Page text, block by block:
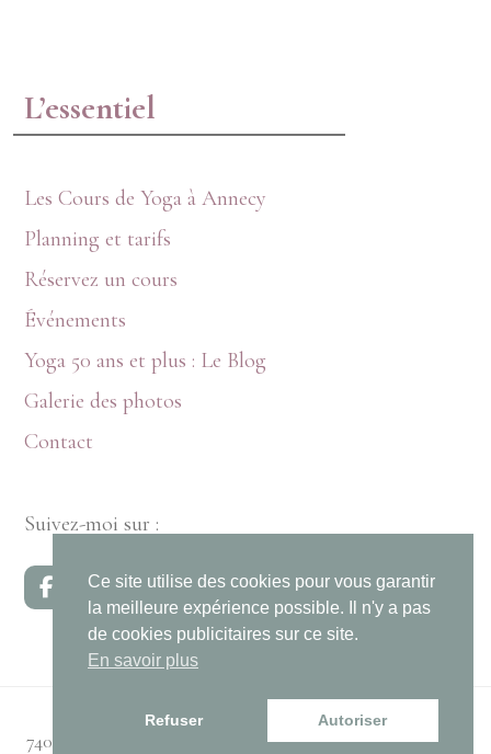
L’essentiel
Les Cours de Yoga à Annecy
Planning et tarifs
Réservez un cours
Événements
Yoga 50 ans et plus : Le Blog
Galerie des photos
Contact
Suivez-moi sur :
74000 Annecy, France - Copyright © Gaby Levy © 2026
Ce site utilise des cookies pour vous garantir
la meilleure expérience possible. Il n'y a pas
de cookies publicitaires sur ce site.
En savoir plus
Refuser Autoriser